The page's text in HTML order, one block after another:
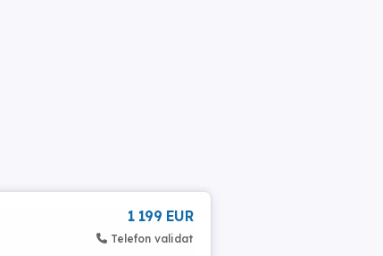
1 199 EUR
Telefon validat